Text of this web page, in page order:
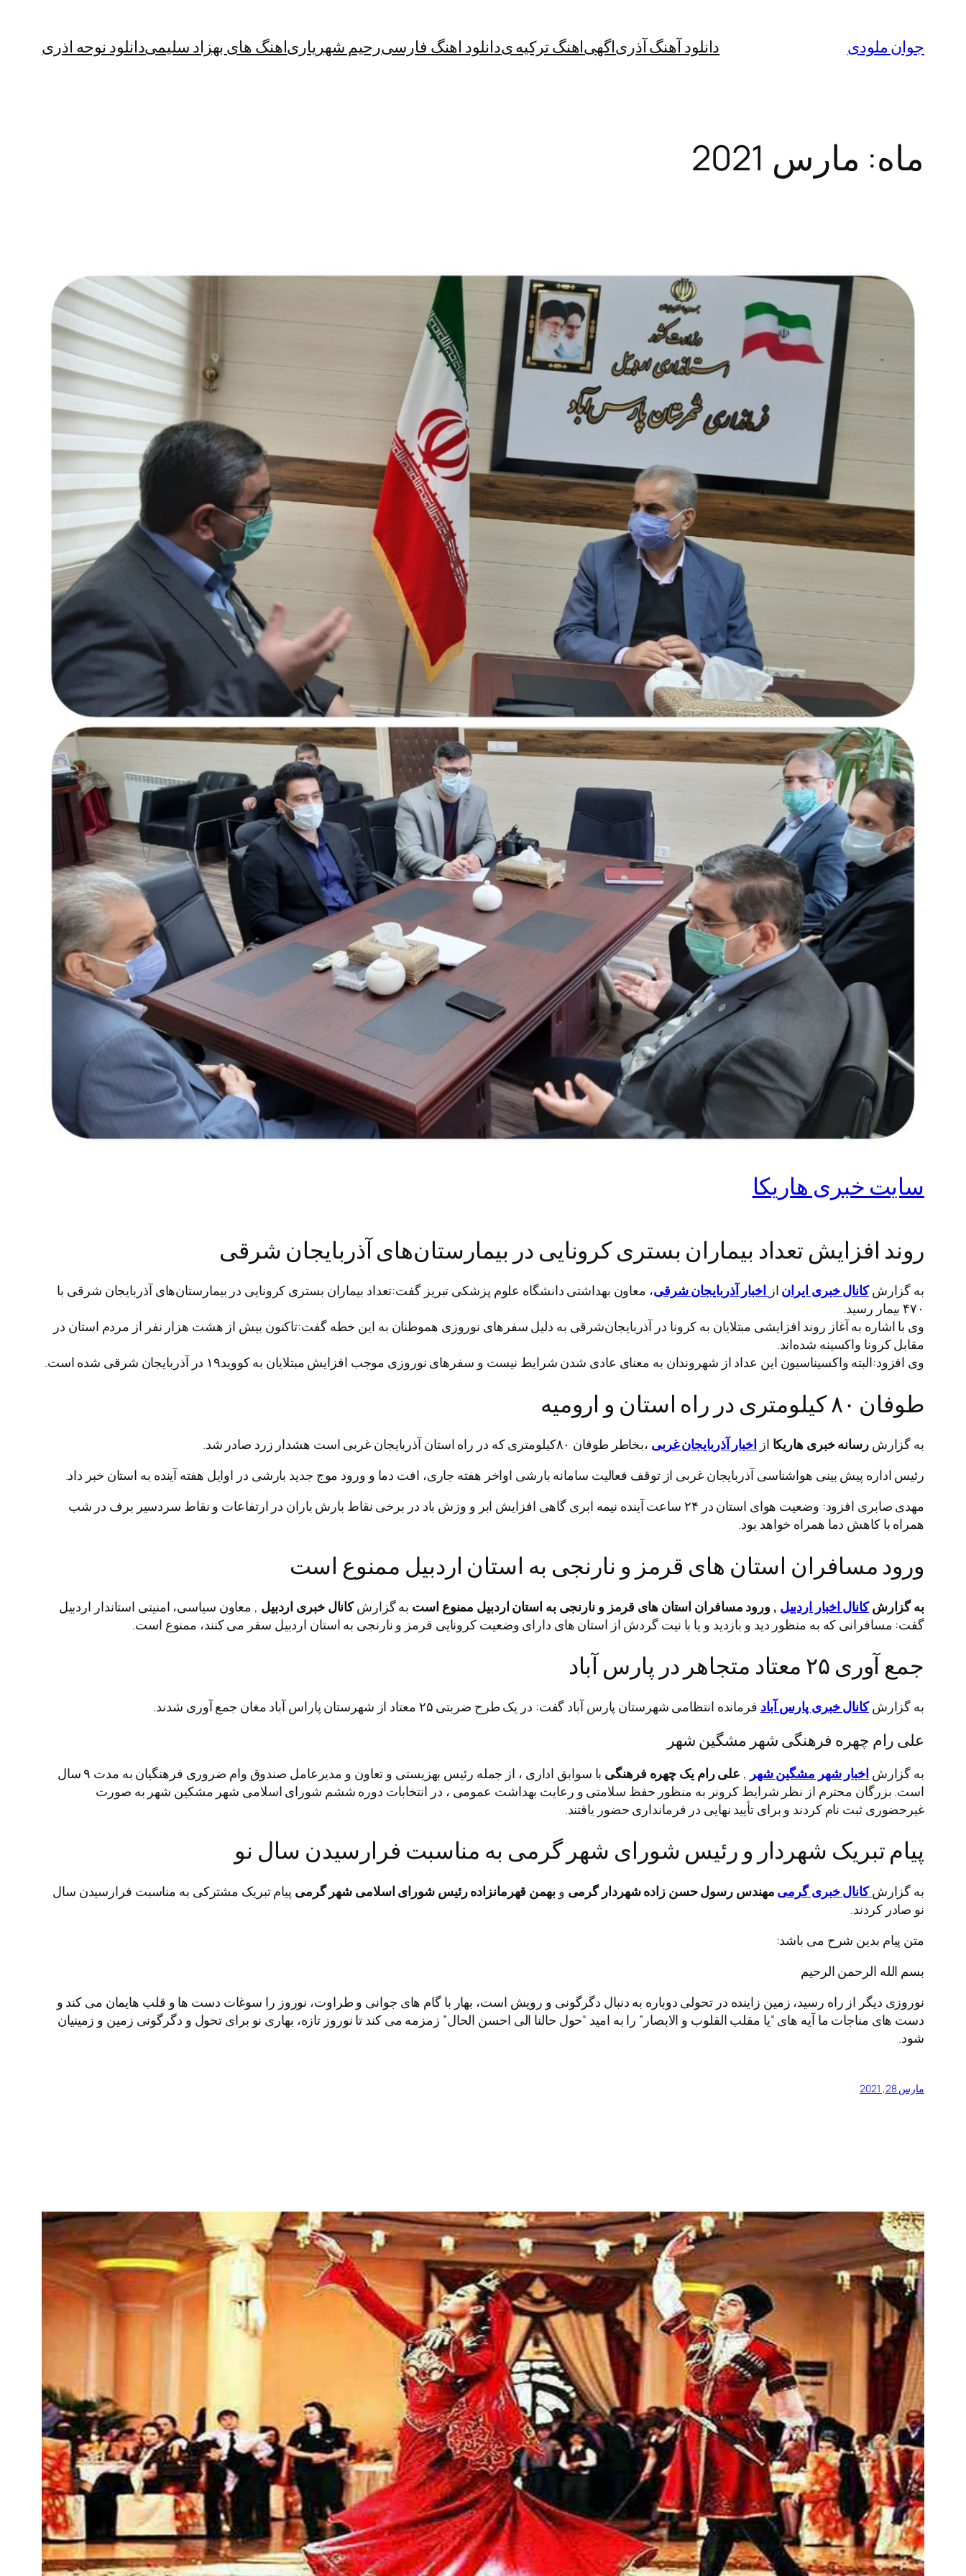
جوان ملودی دانلود آهنگ آذریاگهیاهنگ ترکیه یدانلود اهنگ فارسیرحیم شهریاریاهنگ های بهزاد سلیمیدانلود نوحه اذری
ماه: مارس 2021
سایت خبری هاریکا
روند افزایش تعداد بیماران بستری کرونایی در بیمارستان‌های آذربایجان شرقی
به گزارشکانال خبری ایران از اخبار آذربایجان شرقی، معاون بهداشتی دانشگاه علوم پزشکی تبریز گفت:تعداد بیماران بستری کرونایی در بیمارستان‌های آذربایجان شرقی با
۴۷۰ بیمار رسید.
وی با اشاره به آغاز روند افزایشی مبتلایان به کرونا در آذربایجان‌شرقی به دلیل سفر‌های نوروزی هموطنان به این خطه گفت:تاکنون بیش از هشت هزار نفر از مردم استان در
مقابل کرونا واکسینه شده‌اند.
وی افزود:البته واکسیناسیون این عداد از شهروندان به معنای عادی شدن شرایط نیست و سفر‌های نوروزی موجب افزایش مبتلایان به کووید۱۹ در آذربایجان شرقی شده است.
طوفان ٨٠ كيلومترى در راه استان و اروميه
به گزارش رسانه خبری هاریکا از اخبار آذربایجان غربی ،بخاطر طوفان ۸۰کیلومتری که در راه استان آذربایجان غربی است هشدار زرد صادر شد.
رئیس اداره پیش بینی هواشناسی آذربایجان غربی از توقف فعالیت سامانه بارشی اواخر هفته جاری، افت دما و ورود موج جدید بارشی در اوایل هفته آینده به استان خبر داد.
مهدی صابری افزود: وضعیت هوای استان در ۲۴ ساعت آینده نیمه ابری گاهی افزایش ابر و وزش باد در برخی نقاط بارش باران در ارتفاعات و نقاط سردسیر برف در شب
همراه با کاهش دما همراه خواهد بود.
ورود مسافران استان های قرمز و نارنجی به استان اردبیل ممنوع است
به گزارشکانال اخبار اردبیل , ورود مسافران استان های قرمز و نارنجی به استان اردبیل ممنوع است به گزارشکانال خبری اردبیل , معاون سیاسی، امنیتی استاندار اردبیل
گفت: مسافرانی که به منظور دید و بازدید و یا با نیت گردش از استان های دارای وضعیت کرونایی قرمز و نارنجی به استان اردبیل سفر می کنند، ممنوع است.
جمع آوری ۲۵ معتاد متجاهر در پارس آباد
به گزارشکانال خبری پارس آباد فرمانده انتظامی شهرستان پارس آباد گفت: در یک طرح ضربتی ۲۵ معتاد از شهرستان پاراس آباد مغان جمع آوری شدند.
علی رام چهره فرهنگی شهر مشگین شهر
به گزارش اخبار شهر مشگین شهر , علی رام یک چهره فرهنگی
با سوابق اداری ، از جمله رئیس بهزیستی و تعاون و مدیرعامل صندوق وام ضروری فرهنگیان به مدت ۹ سال
است. بزرگان محترم از نظر شرایط کرونر به منظور حفظ سلامتی و رعایت بهداشت عمومی ، در انتخابات دوره ششم شورای اسلامی شهر مشکین شهر به صورت
غیرحضوری ثبت نام کردند و برای تأیید نهایی در فرمانداری حضور یافتند.
پیام تبریک شهردار و رئیس شورای شهر گرمی به مناسبت فرارسیدن سال نو
به گزارشکانال خبری گرمی مهندس رسول حسن زاده شهردار گرمی و بهمن قهرمانزاده رئیس شورای اسلامی شهر گرمی پیام تبریک مشترکی به مناسبت فرارسیدن سال
نو صادر کردند.
متن پیام بدین شرح می باشد:
بسم الله الرحمن الرحیم
نوروزی دیگر از راه رسید، زمین زاینده در تحولی دوباره به دنبال دگرگونی و رویش است، بهار با گام های جوانی و طراوت، نوروز را سوغات دست ها و قلب هایمان می کند و
دست های مناجات ما آیه های “یا مقلب القلوب و الابصار” را به امید “حول حالنا الی احسن الحال” زمزمه می کند تا نوروز تازه، بهاری نو برای تحول و دگرگونی زمین و زمینیان
شود.
مارس 28, 2021